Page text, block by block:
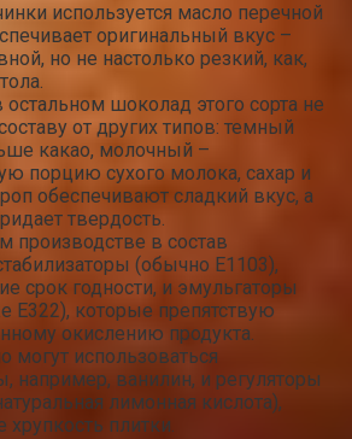
используется масло перечной
оригинальный вкус –
но не настолько резкий, как,
шоколад этого сорта не
от других типов: темный
какао, молочный –
порцию сухого молока, сахар и
обеспечивают сладкий вкус, а
твердость.
производстве в состав
(обычно E1103),
срок годности, и эмульгаторы
E322), которые препятствую
окислению продукта.
могут использоваться
например, ванилин, и регуляторы
лимонная кислота),
плитки.